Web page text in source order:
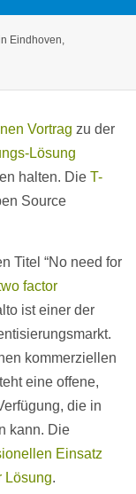
Eindhoven,
Vortrag zu der
Lösung
halten. Die T-
Source
Titel “No need for
factor
ist einer der
kommerziellen
eine offene,
die in
kann. Die
Einsatz
Lösung.